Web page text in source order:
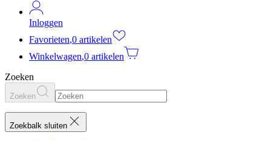
Inloggen
Favorieten,0 artikelen
Winkelwagen,0 artikelen
Zoeken
Zoeken
Zoekbalk sluiten